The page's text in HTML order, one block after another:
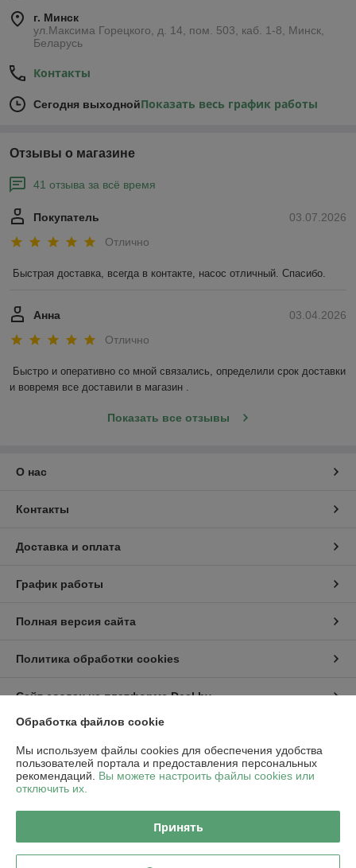
г. Минск
ул.Максима Горецкого, д. 14, пом. 503, каб. 1-8, Минск,
Беларусь
Контакты
Сегодня выходнойПоказать весь график работы
Отзывы о магазине
41 отзыва за всё время
03.07.2026
Покупатель
Отлично
Быстрая доставка, всегда в контакте, насос отличный. Спасибо.
03.04.2026
Анна
Отлично
Быстро и оперативно со мной связались, определили срок доставки
и вовремя все доставили в магазин .
Показать все отзывы
О нас
Контакты
Доставка и оплата
График работы
Полная версия сайта
Политика обработки cookies
Сайт создан на платформе Deal.by
Информация для покупателя
Юридическое лицо:ООО "Пампбай"
220018, г. Минск, ул. Максима Горецкого, д. 14, пом. 503, каб. 1-8
Регистрационный номер ЕГР: 192849128
Регистрационный орган: Минский горисполком
Обработка файлов cookie
Мы используем файлы cookies для обеспечения удобства
пользователей портала и предоставления персональных
рекомендаций. Вы можете настроить файлы cookies или
отключить их.
Принять